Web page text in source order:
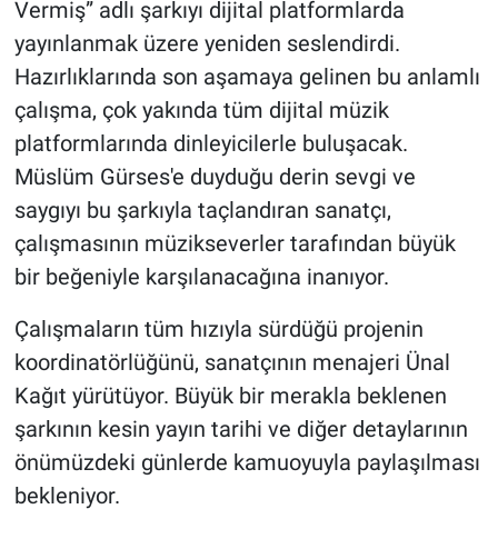
Vermiş” adlı şarkıyı dijital platformlarda
yayınlanmak üzere yeniden seslendirdi.
Hazırlıklarında son aşamaya gelinen bu anlamlı
çalışma, çok yakında tüm dijital müzik
platformlarında dinleyicilerle buluşacak.
Müslüm Gürses'e duyduğu derin sevgi ve
saygıyı bu şarkıyla taçlandıran sanatçı,
çalışmasının müzikseverler tarafından büyük
bir beğeniyle karşılanacağına inanıyor.
Çalışmaların tüm hızıyla sürdüğü projenin
koordinatörlüğünü, sanatçının menajeri Ünal
Kağıt yürütüyor. Büyük bir merakla beklenen
şarkının kesin yayın tarihi ve diğer detaylarının
önümüzdeki günlerde kamuoyuyla paylaşılması
bekleniyor.